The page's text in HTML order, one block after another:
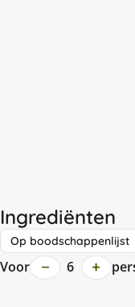
Ingrediënten
Op boodschappenlijst
Voor − 6 +